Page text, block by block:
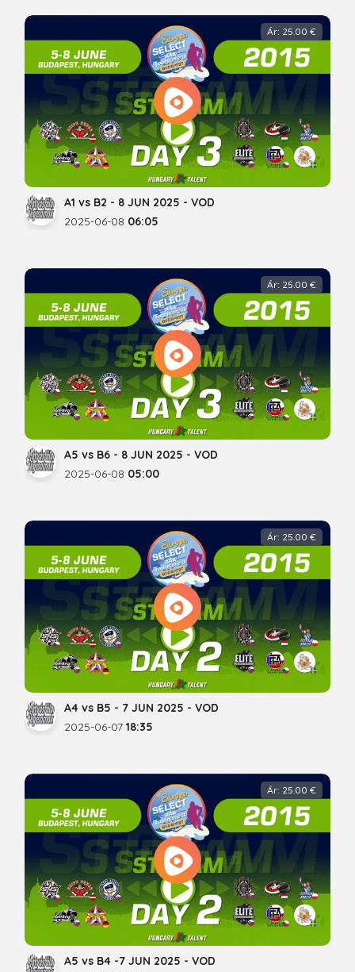
Ár: 25.00 €
A1 vs B2 - 8 JUN 2025 - VOD
2025-06-08 06:05
Ár: 25.00 €
A5 vs B6 - 8 JUN 2025 - VOD
2025-06-08 05:00
Ár: 25.00 €
A4 vs B5 - 7 JUN 2025 - VOD
2025-06-07 18:35
Ár: 25.00 €
A5 vs B4 -7 JUN 2025 - VOD